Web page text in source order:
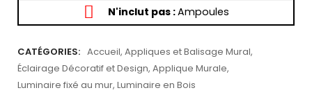
N'inclut pas :Ampoules
CATÉGORIES: Accueil, Appliques et Balisage Mural,
Éclairage Décoratif et Design, Applique Murale,
Luminaire fixé au mur, Luminaire en Bois